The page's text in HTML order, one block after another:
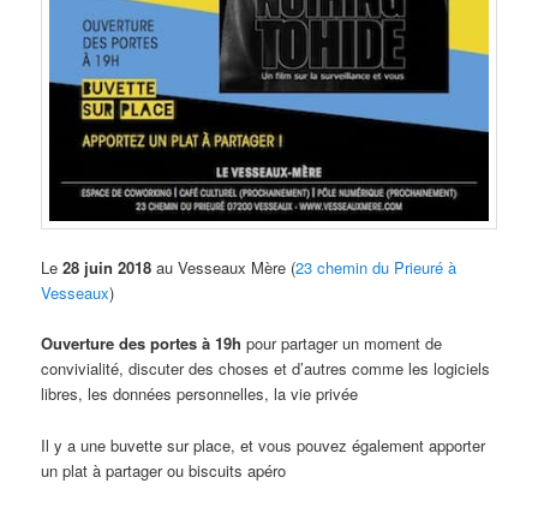
Le28 juin 2018 au Vesseaux Mère (23 chemin du Prieuré à
Vesseaux)
Ouverture des portes à 19h pour partager un moment de
convivialité, discuter des choses et d’autres comme les logiciels
libres, les données personnelles, la vie privée
Il y a une buvette sur place, et vous pouvez également apporter
un plat à partager ou biscuits apéro